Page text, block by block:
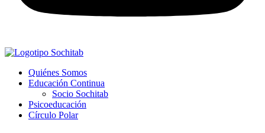
Quiénes Somos
Educación Continua
Socio Sochitab
Psicoeducación
Círculo Polar